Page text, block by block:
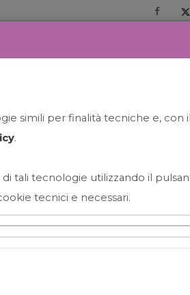
HAPPY HOUR
simili per finalità tecniche e,
.
tali tecnologie utilizzando il
tecnici e necessari.